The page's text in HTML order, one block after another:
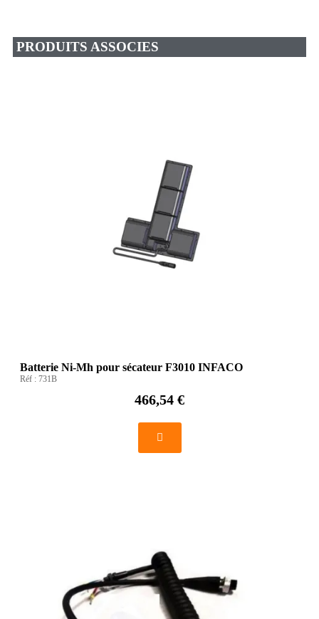
PRODUITS ASSOCIES
Batterie Ni-Mh pour sécateur F3010 INFACO
Réf : 731B
466,54 €